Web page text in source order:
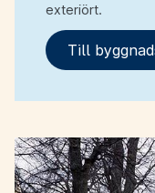
exteriört.
Till